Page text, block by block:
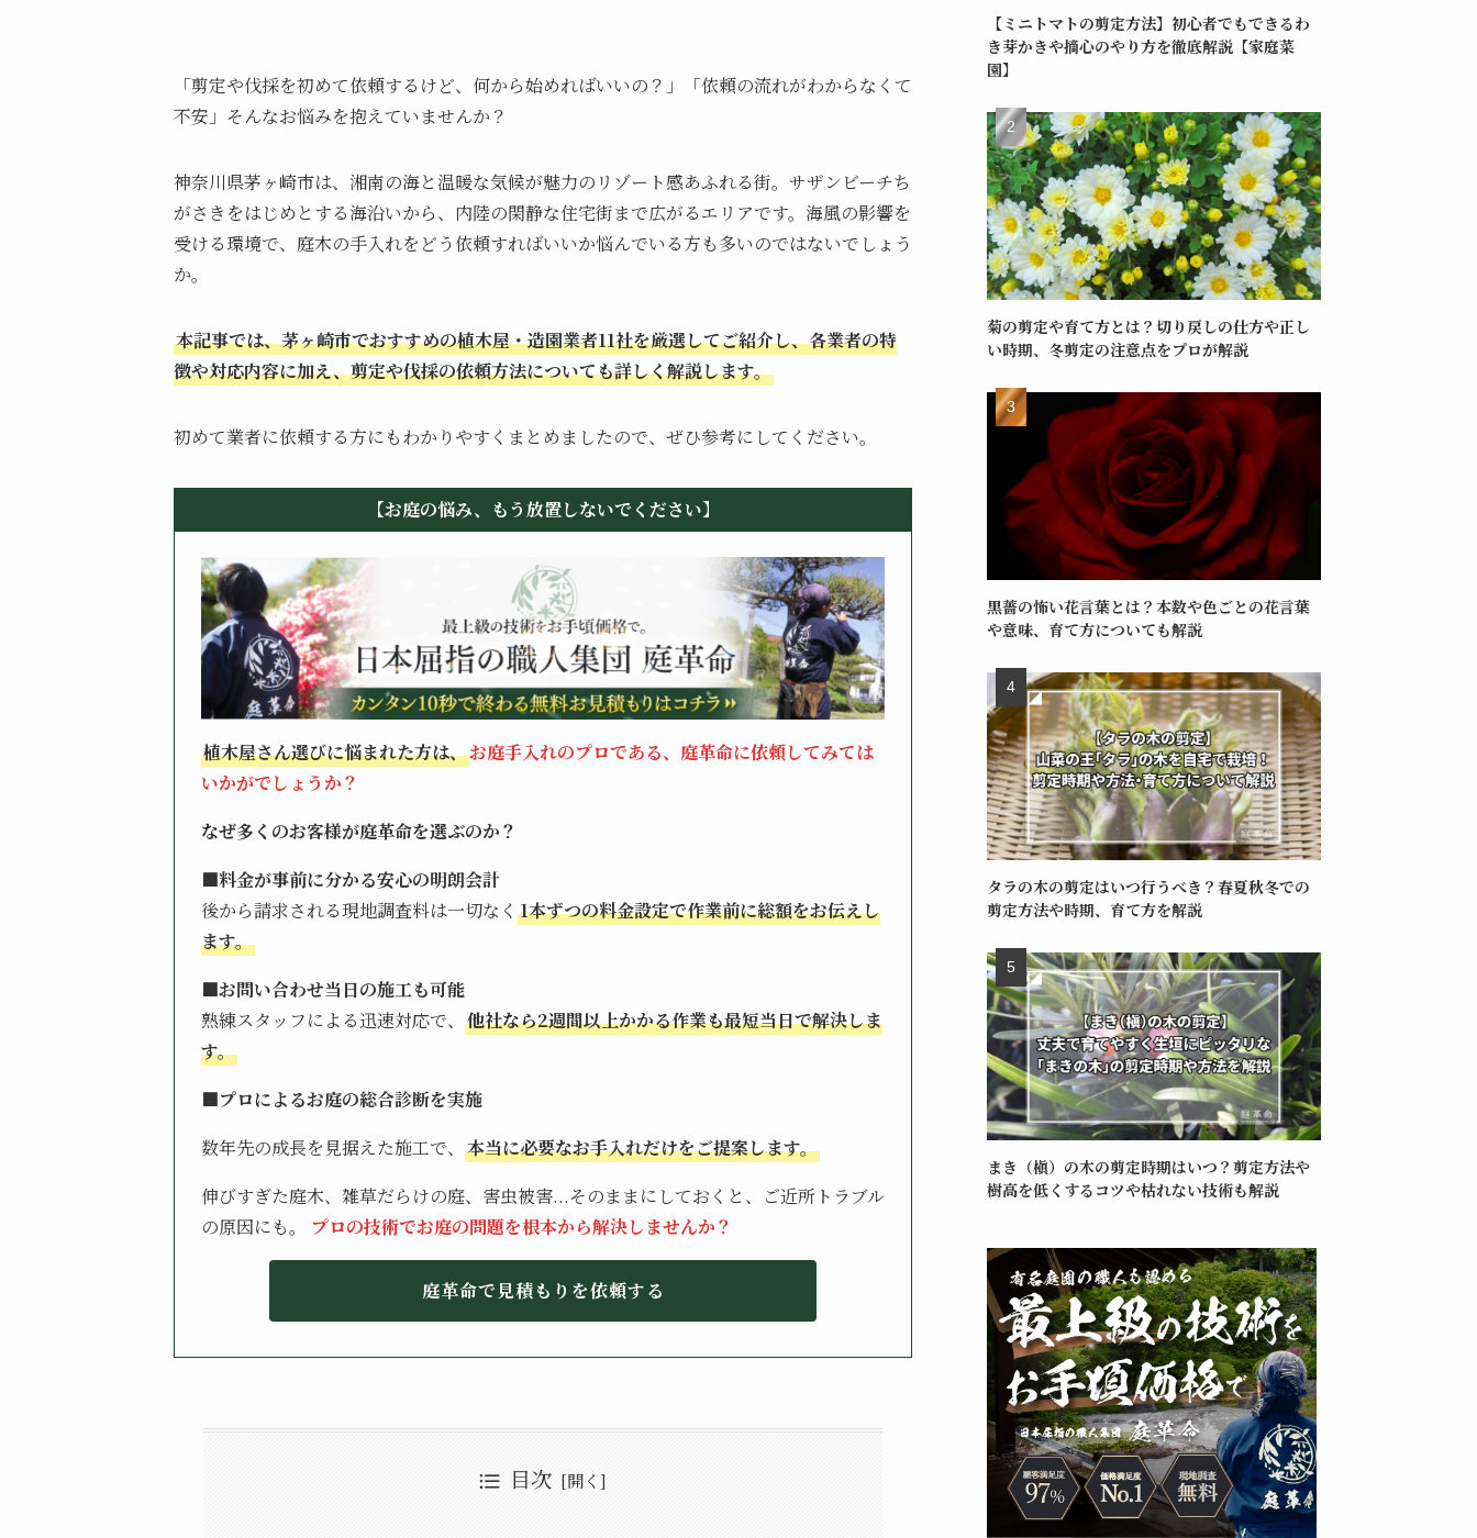
「剪定や伐採を初めて依頼するけど、何から始めればいいの？」「依頼の流れがわからなくて
不安」そんなお悩みを抱えていませんか？
神奈川県茅ヶ崎市は、湘南の海と温暖な気候が魅力のリゾート感あふれる街。サザンビーチち
がさきをはじめとする海沿いから、内陸の閑静な住宅街まで広がるエリアです。海風の影響を
受ける環境で、庭木の手入れをどう依頼すればいいか悩んでいる方も多いのではないでしょう
か。
本記事では、茅ヶ崎市でおすすめの植木屋・造園業者11社を厳選してご紹介し、各業者の特
徴や対応内容に加え、剪定や伐採の依頼方法についても詳しく解説します。
初めて業者に依頼する方にもわかりやすくまとめましたので、ぜひ参考にしてください。
【お庭の悩み、もう放置しないでください】
植木屋さん選びに悩まれた方は、お庭手入れのプロである、庭革命に依頼してみては
いかがでしょうか？
なぜ多くのお客様が庭革命を選ぶのか？
■料金が事前に分かる安心の明朗会計
後から請求される現地調査料は一切なく 1本ずつの料金設定で作業前に総額をお伝えし
ます。
■お問い合わせ当日の施工も可能
熟練スタッフによる迅速対応で、 他社なら2週間以上かかる作業も最短当日で解決しま
す。
■プロによるお庭の総合診断を実施
数年先の成長を見据えた施工で、 本当に必要なお手入れだけをご提案します。
伸びすぎた庭木、雑草だらけの庭、害虫被害...そのままにしておくと、ご近所トラブル
の原因にも。
プロの技術でお庭の問題を根本から解決しませんか？
庭革命で見積もりを依頼する
目次
【ミニトマトの剪定方法】初心者でもできるわ
き芽かきや摘心のやり方を徹底解説【家庭菜
園】
菊の剪定や育て方とは？切り戻しの仕方や正し
い時期、冬剪定の注意点をプロが解説
黒薔の怖い花言葉とは？本数や色ごとの花言葉
や意味、育て方についても解説
タラの木の剪定はいつ行うべき？春夏秋冬での
剪定方法や時期、育て方を解説
まき（槇）の木の剪定時期はいつ？剪定方法や
樹高を低くするコツや枯れない技術も解説